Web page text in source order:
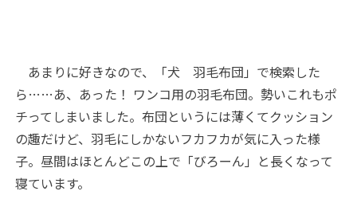
あまりに好きなので、「犬 羽毛布団」で検索した
ら……あ、あった！ ワンコ用の羽毛布団。勢いこれもポ
チってしまいました。布団というには薄くてクッション
の趣だけど、羽毛にしかないフカフカが気に入った様
子。昼間はほとんどこの上で「びろーん」と長くなって
寝ています。